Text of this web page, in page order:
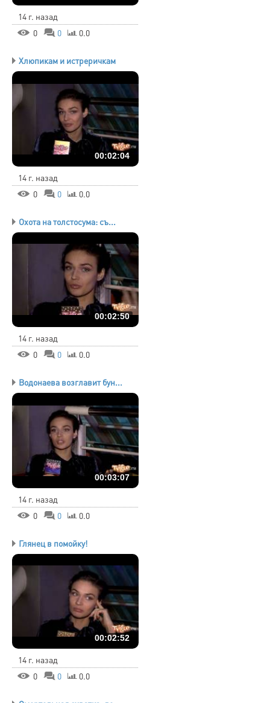
14 г. назад
0
0 0.0
Хлюпикам и истреричкам
00:02:04
14 г. назад
0
0 0.0
Охота на толстосума: съ...
00:02:50
14 г. назад
0
0 0.0
Водонаева возглавит бун...
00:03:07
14 г. назад
0
0 0.0
Глянец в помойку!
00:02:52
14 г. назад
0
0 0.0